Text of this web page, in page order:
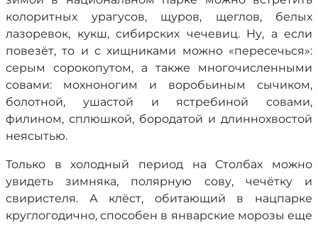
колоритных урагусов, щуров, щеглов, белых
лазоревок, кукш, сибирских чечевиц. Ну, а если
повезёт, то и с хищниками можно «пересечься»:
серым сорокопутом, а также многочисленными
совами: мохноногим и воробьиным сычиком,
болотной, ушастой и ястребиной совами,
филином, сплюшкой, бородатой и длиннохвостой
неясытью.
Только в холодный период на Столбах можно
увидеть зимняка, полярную сову, чечётку и
свиристеля. А клёст, обитающий в нацпарке
круглогодично, способен в январские морозы еще